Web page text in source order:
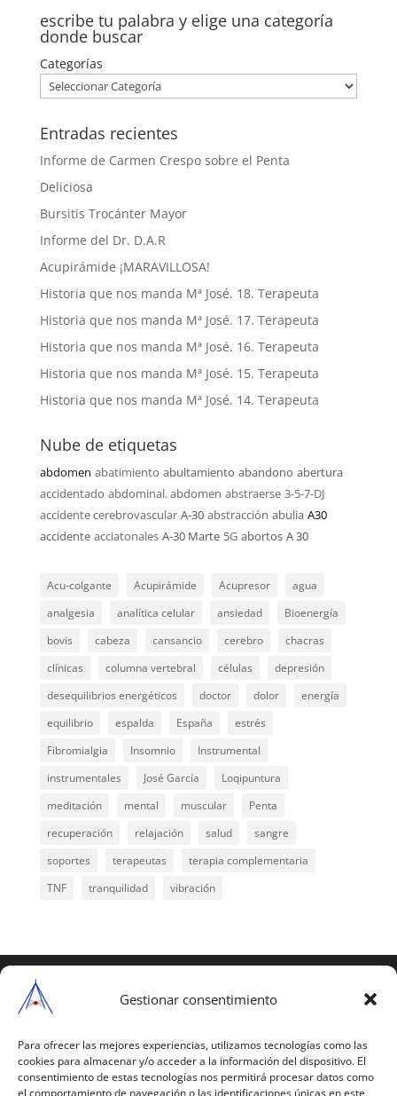
Gestionar consentimiento
Para ofrecer las mejores experiencias, utilizamos tecnologías como las
cookies para almacenar y/o acceder a la información del dispositivo. El
consentimiento de estas tecnologías nos permitirá procesar datos como
el comportamiento de navegación o las identificaciones únicas en este
escribe tu palabra y elige una categoría
donde buscar
Categorías
Entradas recientes
Informe de Carmen Crespo sobre el Penta
Deliciosa
Bursitis Trocánter Mayor
Informe del Dr. D.A.R
Acupirámide ¡MARAVILLOSA!
Historia que nos manda Mª José. 18. Terapeuta
Historia que nos manda Mª José. 17. Terapeuta
Historia que nos manda Mª José. 16. Terapeuta
Historia que nos manda Mª José. 15. Terapeuta
Historia que nos manda Mª José. 14. Terapeuta
Nube de etiquetas
abdomen abatimiento abultamiento abandono abertura
accidentado abdominal. abdomen abstraerse 3-5-7-DJ
accidente cerebrovascular A-30 abstracción abulia A30
accidente acciatonales A-30 Marte 5G abortos A 30
Acu-colgante Acupirámide Acupresor
agua
analgesia
analítica celular ansiedad
Bioenergía
bovis
cabeza cansancio cerebro
chacras
clínicas
columna vertebral células
depresión
desequilibrios energéticos
doctor dolor
energía
equilibrio
espalda España
estrés
Fibromialgia
Insomnio
Instrumental
instrumentales
José García
Loqipuntura
meditación
mental muscular
Penta
recuperación
relajación salud
sangre
soportes
terapeutas
terapia complementaria
TNF
tranquilidad vibración
reservados
estas páginas o parte de ellas, necesita pedir
autorización por escrito a Mario Gil Sánchez.